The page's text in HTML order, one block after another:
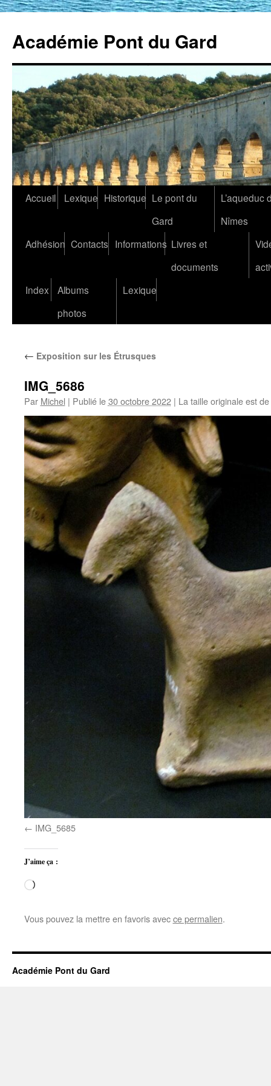
Académie Pont du Gard
Aller
contenu
Accueil Lexique Historique Le pont du
Gard
L’aqueduc
Nîmes
Adhésion Contacts Informations Livres et
documents
Index
Albums
photos
Lexique
← Exposition sur les Étrusques
IMG_5686
Par Michel | Publié le 30 octobre 2022 | La taille originale est de
IMG_5685
J’aime ça :
Chargement…
Vous pouvez la mettre en favoris avecce permalien.
Académie Pont du Gard